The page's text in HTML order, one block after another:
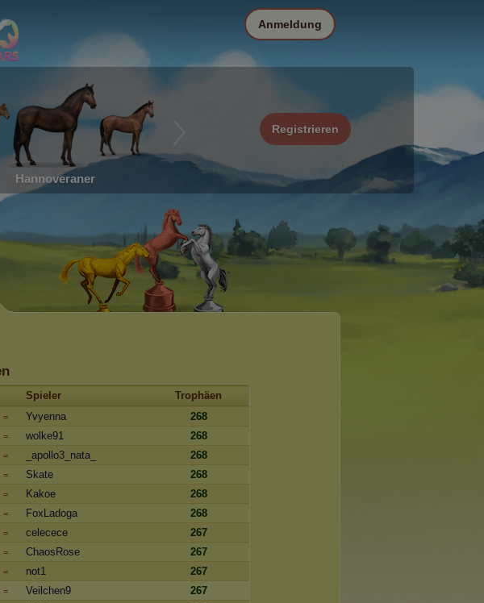
Hannoveraner
Registrieren
Anmeldung
Spieler
Trophäen
= Yvyenna
268
= wolke91
268
= _apollo3_nata_
268
= Skate
268
= Kakoe
268
= FoxLadoga
268
= celecece
267
= ChaosRose
267
= not1
267
= Veilchen9
267